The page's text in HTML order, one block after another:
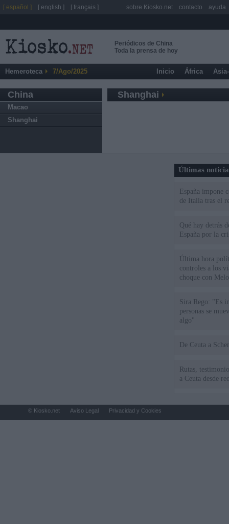
Periódicos de China
Toda la prensa de hoy
Hemeroteca 7/Ago/2025 Inicio África
China
Macao
Shanghai
Shanghai
Últimas
España impone
de Italia tras el
Qué hay detrás
España por la
Última hora
controles a los
choque con
Sira Rego: "Es
personas se
algo"
De
Rutas,
a Ceuta desde
[ español ] [ english ] [ français ] sobre Kiosko.net contacto ayuda
© Kiosko.net Aviso Legal Privacidad y Cookies